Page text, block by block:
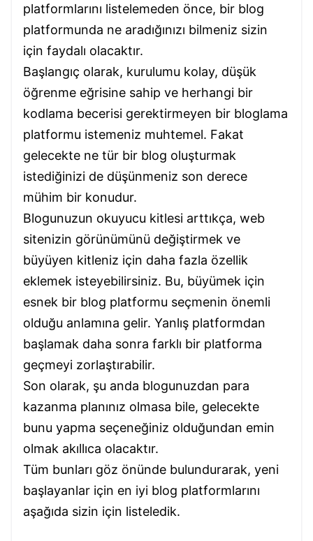
platformlarını listelemeden önce, bir blog
platformunda ne aradığınızı bilmeniz sizin
için faydalı olacaktır.
Başlangıç olarak, kurulumu kolay, düşük
öğrenme eğrisine sahip ve herhangi bir
kodlama becerisi gerektirmeyen bir bloglama
platformu istemeniz muhtemel. Fakat
gelecekte ne tür bir blog oluşturmak
istediğinizi de düşünmeniz son derece
mühim bir konudur.
Blogunuzun okuyucu kitlesi arttıkça, web
sitenizin görünümünü değiştirmek ve
büyüyen kitleniz için daha fazla özellik
eklemek isteyebilirsiniz. Bu, büyümek için
esnek bir blog platformu seçmenin önemli
olduğu anlamına gelir. Yanlış platformdan
başlamak daha sonra farklı bir platforma
geçmeyi zorlaştırabilir.
Son olarak, şu anda blogunuzdan para
kazanma planınız olmasa bile, gelecekte
bunu yapma seçeneğiniz olduğundan emin
olmak akıllıca olacaktır.
Tüm bunları göz önünde bulundurarak, yeni
başlayanlar için en iyi blog platformlarını
aşağıda sizin için listeledik.